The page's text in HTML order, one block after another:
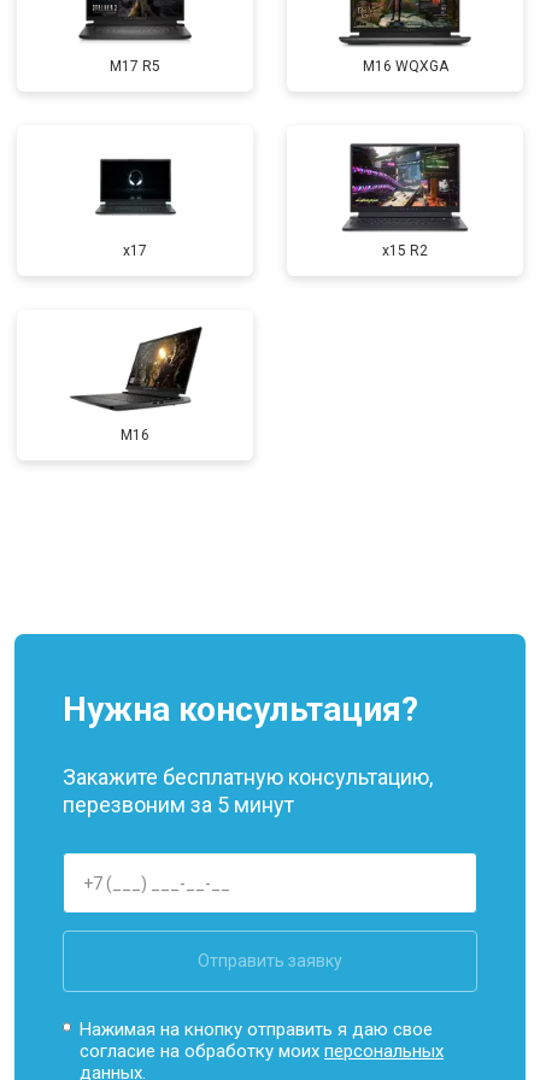
Прошивка BIOS от 1500 ₽ Заказать
Замена северного моста от 3500 ₽
M17 R5 M16 WQXGA
x17 x15 R2
M16
Нужна консультация?
Закажите бесплатную консультацию,
перезвоним за 5 минут
Отправить заявку
Нажимая на кнопку отправить я даю свое
согласие на обработку моихперсональных
данных.